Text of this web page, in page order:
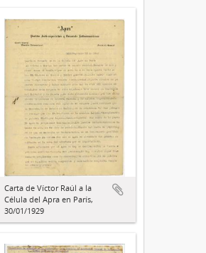
Carta de Víctor Raúl a la
Célula del Apra en París,
30/01/1929